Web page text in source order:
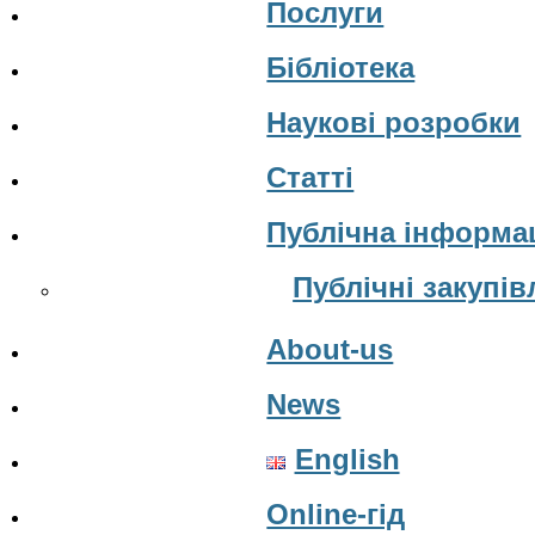
Послуги
Бібліотека
Наукові розробки
Статті
Публічна
Публічні
About-us
News
English
Online-гід